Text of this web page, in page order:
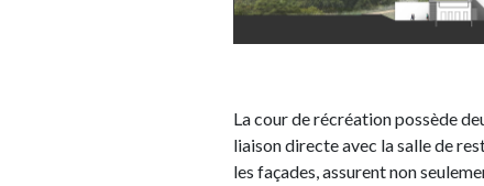
La cour de récréation possède
liaison directe avec la salle de
les façades, assurent non